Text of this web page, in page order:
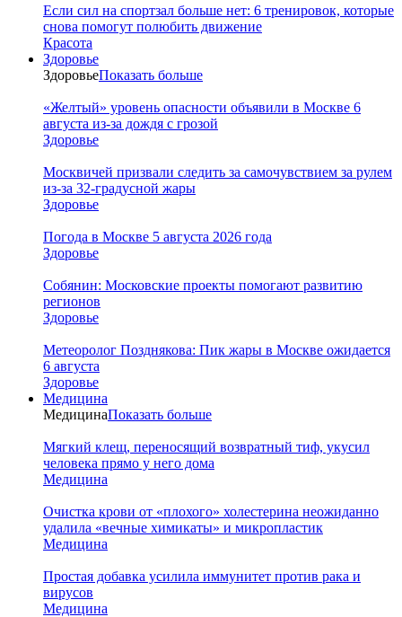
Если сил на спортзал больше нет: 6 тренировок, которые
снова помогут полюбить движение
Красота
Здоровье
ЗдоровьеПоказать больше
«Желтый» уровень опасности объявили в Москве 6
августа из-за дождя с грозой
Здоровье
Москвичей призвали следить за самочувствием за рулем
из-за 32-градусной жары
Здоровье
Погода в Москве 5 августа 2026 года
Здоровье
Собянин: Московские проекты помогают развитию
регионов
Здоровье
Метеоролог Позднякова: Пик жары в Москве ожидается
6 августа
Здоровье
Медицина
МедицинаПоказать больше
Мягкий клещ, переносящий возвратный тиф, укусил
человека прямо у него дома
Медицина
Очистка крови от «плохого» холестерина неожиданно
удалила «вечные химикаты» и микропластик
Медицина
Простая добавка усилила иммунитет против рака и
вирусов
Медицина